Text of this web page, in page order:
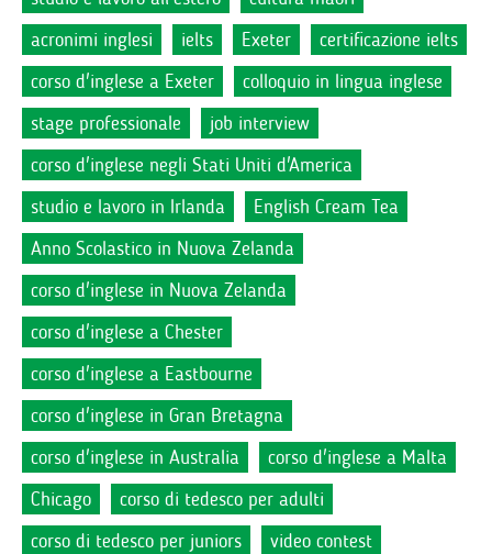
acronimi inglesi
ielts Exeter
certificazione ielts
corso d'inglese a Exeter
colloquio in lingua inglese
stage professionale
job interview
corso d'inglese negli Stati Uniti d'America
studio e lavoro in Irlanda
English Cream Tea
Anno Scolastico in Nuova Zelanda
corso d'inglese in Nuova Zelanda
corso d'inglese a Chester
corso d'inglese a Eastbourne
corso d'inglese in Gran Bretagna
corso d'inglese in Australia
corso d'inglese a Malta
Chicago
corso di tedesco per adulti
corso di tedesco per juniors
video contest